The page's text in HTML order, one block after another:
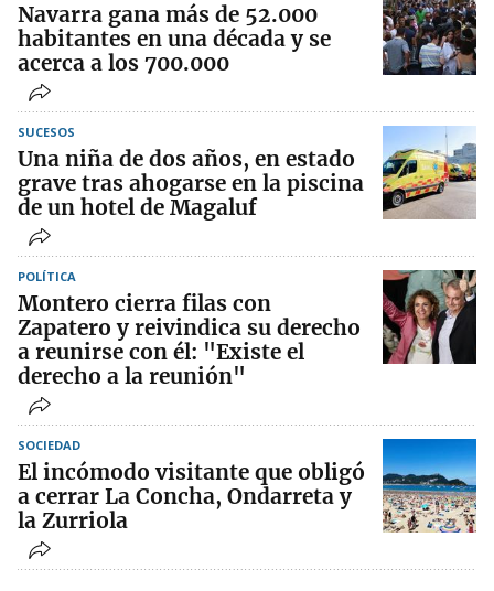
Navarra gana más de 52.000
habitantes en una década y se
acerca a los 700.000
SUCESOS
Una niña de dos años, en estado
grave tras ahogarse en la piscina
de un hotel de Magaluf
POLÍTICA
Montero cierra filas con
Zapatero y reivindica su derecho
a reunirse con él: "Existe el
derecho a la reunión"
SOCIEDAD
El incómodo visitante que obligó
a cerrar La Concha, Ondarreta y
la Zurriola